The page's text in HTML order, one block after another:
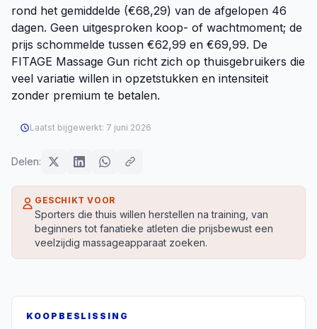
rond het gemiddelde (€68,29) van de afgelopen 46
dagen. Geen uitgesproken koop- of wachtmoment; de
prijs schommelde tussen €62,99 en €69,99. De
FITAGE Massage Gun richt zich op thuisgebruikers die
veel variatie willen in opzetstukken en intensiteit
zonder premium te betalen.
Laatst bijgewerkt: 7 juni 2026
Delen:
GESCHIKT VOOR
Sporters die thuis willen herstellen na training, van
beginners tot fanatieke atleten die prijsbewust een
veelzijdig massageapparaat zoeken.
KOOPBESLISSING